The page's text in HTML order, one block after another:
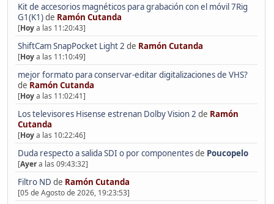
Kit de accesorios magnéticos para grabación con el móvil 7Rig
G1(K1)de Ramón Cutanda
[Hoya las 11:20:43]
ShiftCam SnapPocket Light 2 de Ramón Cutanda
[Hoya las 11:10:49]
mejor formato para conservar-editar digitalizaciones de VHS?
de Ramón Cutanda
[Hoya las 11:02:41]
Los televisores Hisense estrenan Dolby Vision 2 de Ramón
Cutanda
[Hoya las 10:22:46]
Duda respecto a salida SDI o por componentesde Poucopelo
[Ayera las 09:43:32]
Filtro ND de Ramón Cutanda
[05 de Agosto de 2026, 19:23:53]